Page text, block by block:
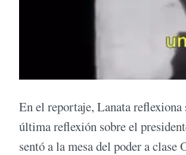
En el reportaje, Lanata
última reflexión sobre el
sentó a la mesa del poder a